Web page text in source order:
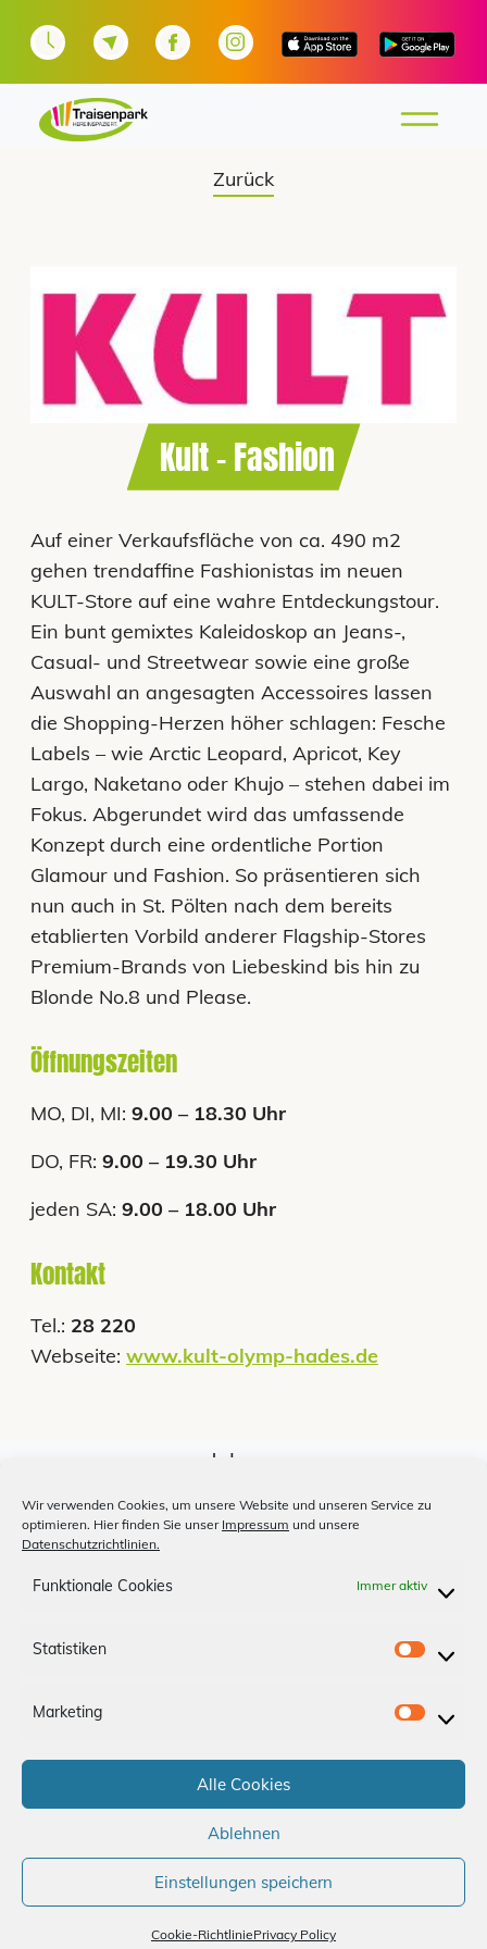
Wir verwenden Cookies, um unsere Website und unseren Service zu
optimieren. Hier finden Sie unser Impressum und unsere
Datenschutzrichtlinien.
Funktionale Cookies Immer aktiv
Statistiken
t
s
k
Marketing
M
a
k
i
Alle Cookies
Ablehnen
Einstellungen speichern
Cookie-RichtliniePrivacy Policy
Zurück
Kult – Fashion
Auf einer Verkaufsfläche von ca. 490 m2
gehen trendaffine Fashionistas im neuen
KULT-Store auf eine wahre Entdeckungstour.
Ein bunt gemixtes Kaleidoskop an Jeans-,
Casual- und Streetwear sowie eine große
Auswahl an angesagten Accessoires lassen
die Shopping-Herzen höher schlagen: Fesche
Labels – wie Arctic Leopard, Apricot, Key
Largo, Naketano oder Khujo – stehen dabei im
Fokus. Abgerundet wird das umfassende
Konzept durch eine ordentliche Portion
Glamour und Fashion. So präsentieren sich
nun auch in St. Pölten nach dem bereits
etablierten Vorbild anderer Flagship-Stores
Premium-Brands von Liebeskind bis hin zu
Blonde No.8 und Please.
Öffnungszeiten
MO, DI, MI: 9.00 – 18.30 Uhr
DO, FR: 9.00 – 19.30 Uhr
jeden SA: 9.00 – 18.00 Uhr
Kontakt
Tel.: 28 220
Webseite: www.kult-olymp-hades.de
Jobs
Unsere Medien
Billardclub
App-AGBs
Kontakt
Folge uns